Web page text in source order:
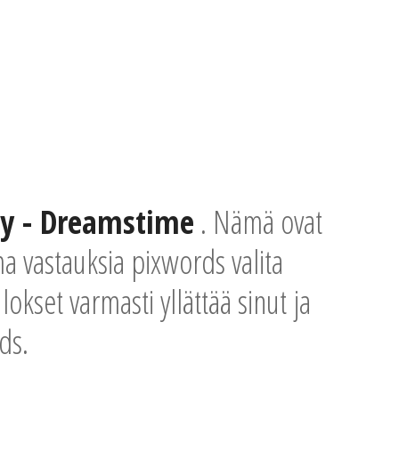
- Dreamstime . Nämä ovat
vastauksia pixwords valita
varmasti yllättää sinut ja